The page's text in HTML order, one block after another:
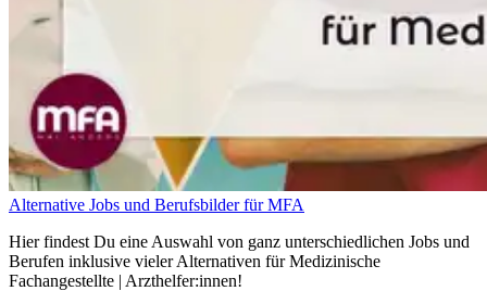
Alternative Jobs und Berufsbilder für MFA
Hier findest Du eine Auswahl von ganz unterschiedlichen Jobs und
Berufen inklusive vieler Alternativen für Medizinische
Fachangestellte | Arzthelfer:innen!